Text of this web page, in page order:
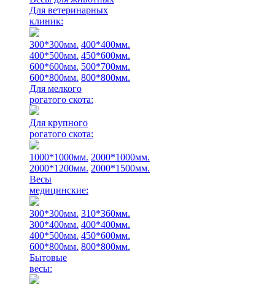
Для ветеринарных
клиник:
300*300мм. 400*400мм.
400*500мм. 450*600мм.
600*600мм. 500*700мм.
600*800мм. 800*800мм.
Для мелкого
рогатого скота:
Для крупного
рогатого скота:
1000*1000мм. 2000*1000мм.
2000*1200мм. 2000*1500мм.
Весы
медицинские:
300*300мм. 310*360мм.
300*400мм. 400*400мм.
400*500мм. 450*600мм.
600*800мм. 800*800мм.
Бытовые
весы: